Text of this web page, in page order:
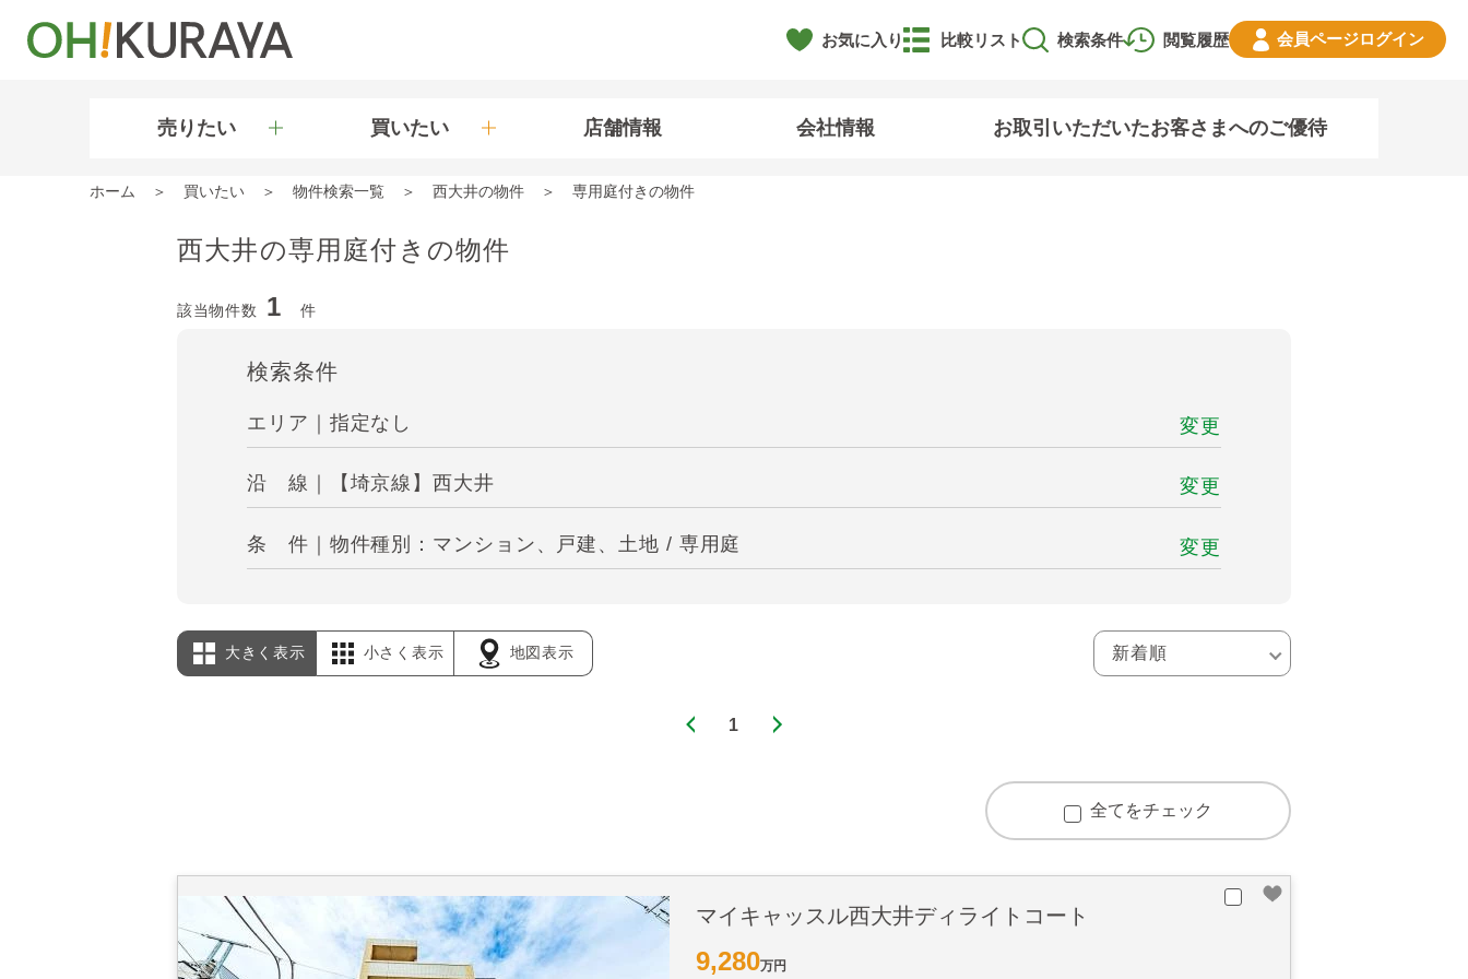
お気に入り 閲覧履歴
比較リスト 検索条件 会員ページログイン
売りたい 買いたい 店舗情報 会社情報 お取引いただいたお客さまへのご優待
ホーム 買いたい 物件検索一覧 西大井の物件 専用庭付きの物件
西大井の専用庭付きの物件
該当物件数 1 件
検索条件
エリア｜指定なし 変更
沿 線｜【埼京線】西大井 変更
条 件｜物件種別：マンション、戸建、土地 / 専用庭 変更
大きく表示 小さく表示 地図表示
1
全てをチェック
マイキャッスル西大井ディライトコート
9,280万円